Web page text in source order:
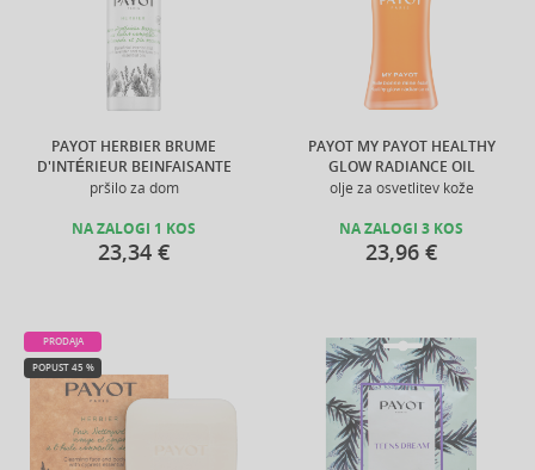
PAYOT HERBIER BRUME
D'INTÉRIEUR BEINFAISANTE
pršilo za dom
NA ZALOGI 1 KOS
23,34 €
PAYOT MY PAYOT HEALTHY
GLOW RADIANCE OIL
olje za osvetlitev kože
NA ZALOGI 3 KOS
23,96 €
PRODAJA
POPUST 45 %